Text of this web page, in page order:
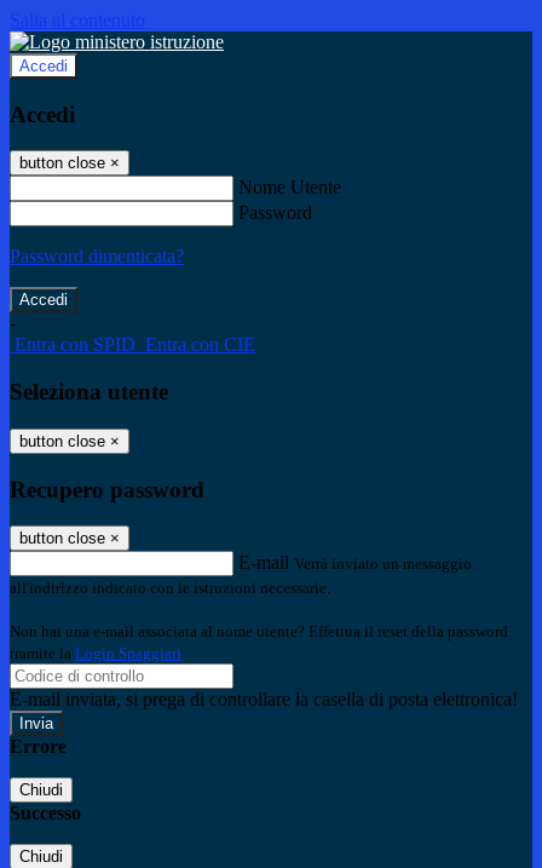
Salta al contenuto
Accedi
Accedi
button close ×
Nome Utente
Password
Password dimenticata?
-
Entra con SPID Entra con CIE
Seleziona utente
button close ×
Recupero password
button close ×
E-mail Verrà inviato un messaggio
all'indirizzo indicato con le istruzioni necessarie.
Non hai una e-mail associata al nome utente? Effettua il reset della password
tramite la Login Spaggiari
E-mail inviata, si prega di controllare la casella di posta elettronica!
Errore
Chiudi
Successo
Chiudi